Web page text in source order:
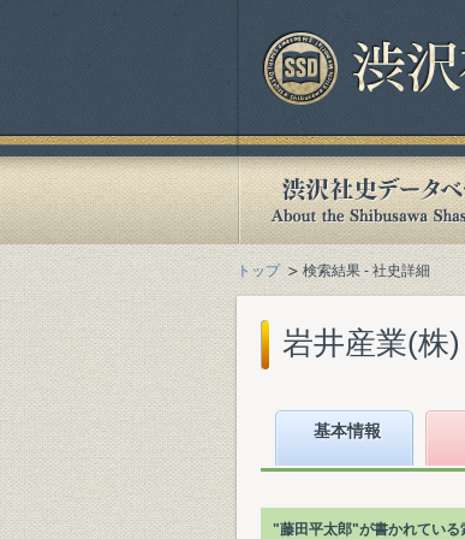
トップ 検索結果 - 社史詳細
岩井産業(株
基本情報
"藤田平太郎"が書かれている